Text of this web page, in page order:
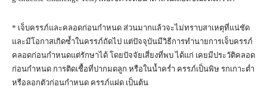
* เจ็บครรภ์และคลอดก่อนกำหนด ส่วนมากแล้วจะไม่ทราบสาเหตุที่แน่ชัด
และมีโอกาสเกิดซ้ำในครรภ์ถัดไป แต่ปัจจุบันมีวิธีการทำนายการเจ็บครรภ์
คลอดก่อนกำหนดแต่รักษาได้ โดยปัจจัยเสี่ยงที่พบ ได้แก่ เคยมีประวัติคลอด
ก่อนกำหนด การติดเชื้อที่ปากมดลูก หรือในน้ำคร่ำ ครรภ์เป็นพิษ รกเกาะต่ำ
หรือลอกตัวก่อนกำหนด ครรภ์แฝด เป็นต้น